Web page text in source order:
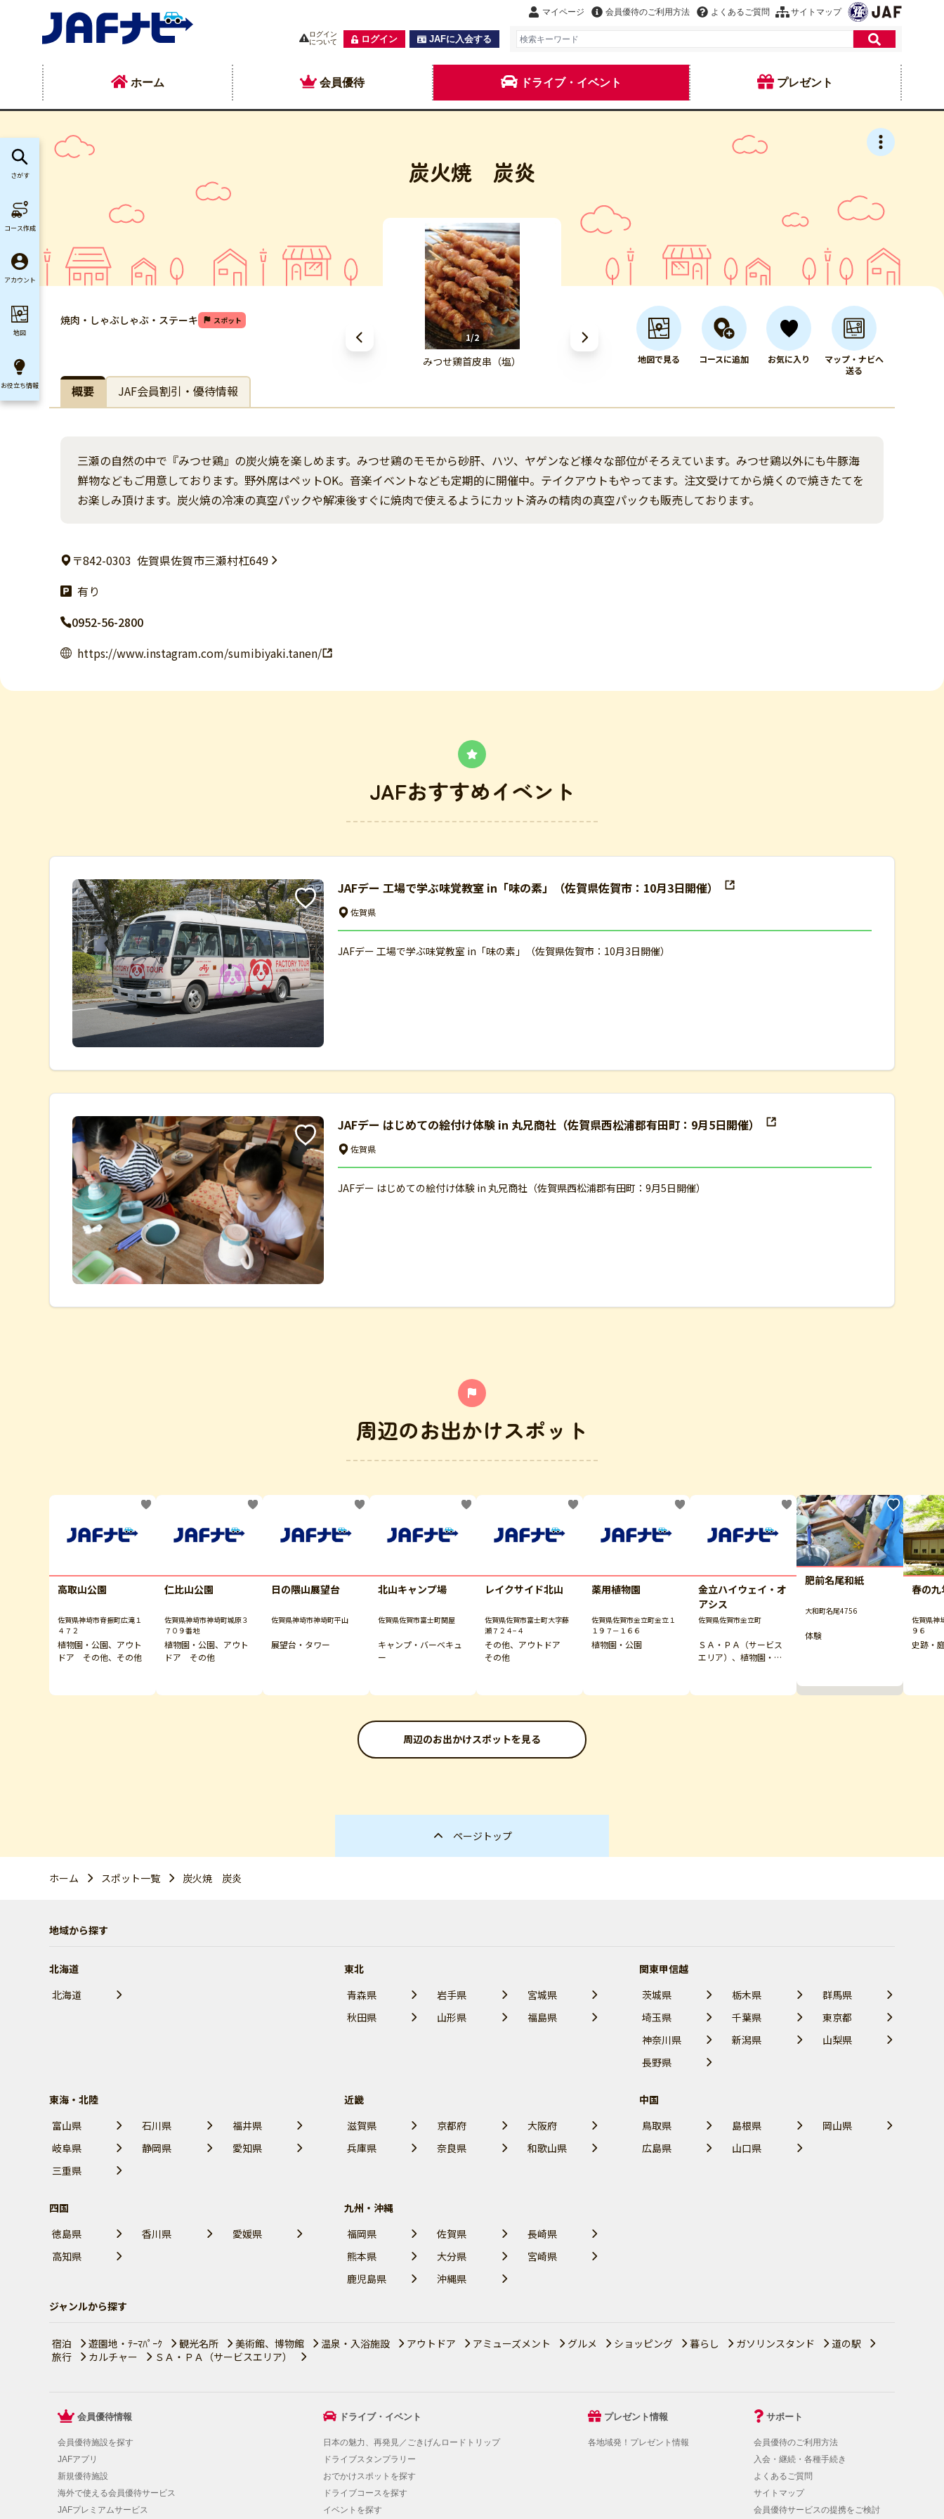
マイページ 会員優待のご利用方法 よくあるご質問 サイトマップ
ログイン
について
ログイン JAFに入会する
ホーム 会員優待 ドライブ・イベント プレゼント
炭火焼 炭炎
1/2
みつせ鶏首皮串（塩）
焼肉・しゃぶしゃぶ・ステーキ スポット
地図で見る コースに追加 お気に入り
マップ・ナビへ
送る
概要 JAF会員割引・優待情報
三瀬の自然の中で『みつせ鶏』の炭火焼を楽しめます。みつせ鶏のモモから砂肝、ハツ、ヤゲンなど様々な部位がそろえています。みつせ鶏以外にも牛豚海
鮮物などもご用意しております。野外席はペットOK。音楽イベントなども定期的に開催中。テイクアウトもやってます。注文受けてから焼くので焼きたてを
お楽しみ頂けます。炭火焼の冷凍の真空パックや解凍後すぐに焼肉で使えるようにカット済みの精肉の真空パックも販売しております。
〒842-0303 佐賀県佐賀市三瀬村杠649
有り
0952-56-2800
https://www.instagram.com/sumibiyaki.tanen/
JAFおすすめイベント
JAFデー 工場で学ぶ味覚教室 in「味の素」（佐賀県佐賀市：10月3日開催）
佐賀県
JAFデー 工場で学ぶ味覚教室 in「味の素」（佐賀県佐賀市：10月3日開催）
JAFデー はじめての絵付け体験 in 丸兄商社（佐賀県西松浦郡有田町：9月5日開催）
佐賀県
JAFデー はじめての絵付け体験 in 丸兄商社（佐賀県西松浦郡有田町：9月5日開催）
周辺のお出かけスポット
高取山公園
佐賀県神埼市脊振町広滝１
４７２
植物園・公園、アウト
ドア その他、その他
仁比山公園
佐賀県神埼市神埼町城原３
７０９番地
植物園・公園、アウト
ドア その他
日の隈山展望台
佐賀県神埼市神埼町平山
展望台・タワー
北山キャンプ場
佐賀県佐賀市富士町関屋
キャンプ・バーベキュ
ー
レイクサイド北山
佐賀県佐賀市富士町大字藤
瀬７２４−４
その他、アウトドア
その他
薬用植物園
佐賀県佐賀市金立町金立１
１９７－１６６
植物園・公園
金立ハイウェイ・オ
アシス
佐賀県佐賀市金立町
ＳＡ・ＰＡ（サービス
エリア）、植物園・公
肥前名尾和紙
大和町名尾4756
体験
春の九
佐賀県神
９６
史跡・
周辺のお出かけスポットを見る
ページトップ
ホーム スポット一覧 炭火焼 炭炎
地域から探す
北海道
北海道
東北
青森県
岩手県
宮城県
秋田県
山形県 福島県
関東甲信越
茨城県
栃木県
群馬県
埼玉県
千葉県
東京都
神奈川県
新潟県
山梨県
長野県
東海・北陸
富山県
石川県
福井県
岐阜県
静岡県
愛知県
三重県
近畿
滋賀県
京都府
大阪府
兵庫県
奈良県 和歌山県
中国
鳥取県
島根県
岡山県
広島県
山口県
四国
徳島県
香川県
愛媛県
高知県
九州・沖縄
福岡県
佐賀県
長崎県
熊本県
大分県
宮崎県
鹿児島県
沖縄県
ジャンルから探す
宿泊 遊園地・ﾃｰﾏﾊﾟｰｸ 観光名所 美術館、博物館 温泉・入浴施設 アウトドア アミューズメント グルメ ショッピング 暮らし ガソリンスタンド
道の駅
旅行
カルチャー ＳＡ・ＰＡ（サービスエリア）
会員優待情報
会員優待施設を探す
JAFアプリ
新規優待施設
海外で使える会員優待サービス
JAFプレミアムサービス
ドライブ・イベント
日本の魅力、再発見／ごきげんロードトリップ
ドライブスタンプラリー
おでかけスポットを探す
ドライブコースを探す
イベントを探す
プレゼント情報
各地域発！プレゼント情報
サポート
会員優待のご利用方法
入会・継続・各種手続き
よくあるご質問
サイトマップ
会員優待サービスの提携をご検討
さがす
コース作成
アカウント
地図
お役立ち情報